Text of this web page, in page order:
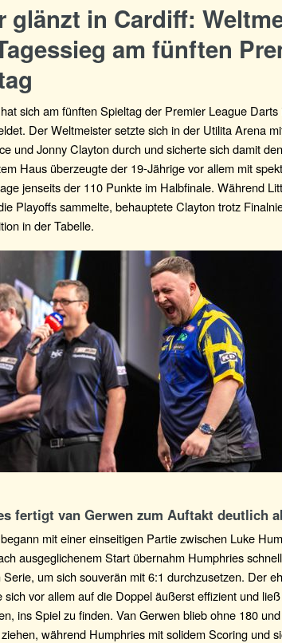
glänzt in Cardiff:
am fünften
sich am fünften Spieltag der Premier League
Der Weltmeister setzte sich in der Utilita Arena
und Jonny Clayton durch und sicherte sich damit
Haus überzeugte der 19-Jährige vor allem mit
jenseits der 110 Punkte im Halbfinale. Während
Playoffs sammelte, behauptete Clayton trotz
in der Tabelle.
fertigt van Gerwen zum Auftakt deutlich
mit einer einseitigen Partie zwischen Luke
ausgeglichenem Start übernahm Humphries
Serie, um sich souverän mit 6:1 durchzusetzen. Der
sich vor allem auf die Doppel äußerst effizient und
ins Spiel zu finden. Van Gerwen blieb ohne 180
während Humphries mit solidem Scoring und